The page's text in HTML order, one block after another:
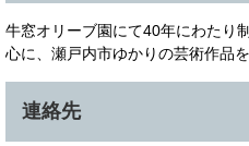
牛窓オリーブ園にて40年にわたり
心に、瀬戸内市ゆかりの芸術作品
連絡先